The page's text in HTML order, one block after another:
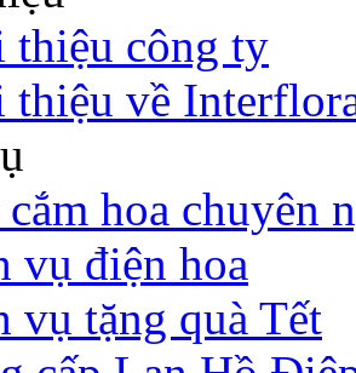
thiệu công ty
thiệu về
hoa chuyên
vụ điện hoa
vụ tặng quà Tết